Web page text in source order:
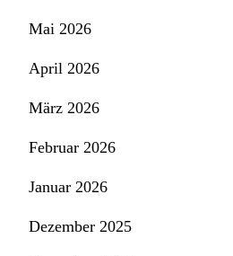
Mai 2026
April 2026
März 2026
Februar 2026
Januar 2026
Dezember 2025